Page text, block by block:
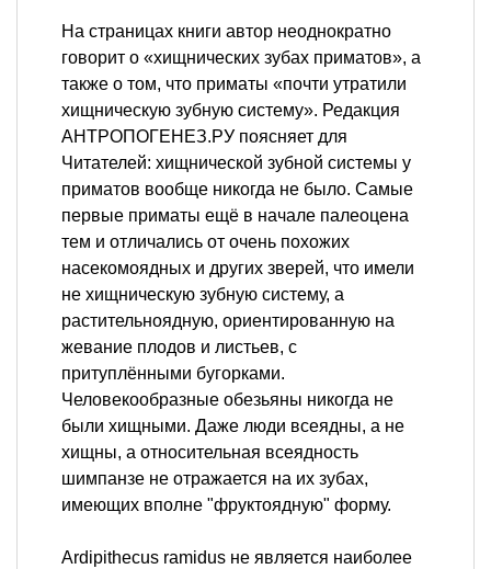
На страницах книги автор неоднократно
говорит о «хищнических зубах приматов», а
также о том, что приматы «почти утратили
хищническую зубную систему». Редакция
АНТРОПОГЕНЕЗ.РУ поясняет для
Читателей: хищнической зубной системы у
приматов вообще никогда не было. Самые
первые приматы ещё в начале палеоцена
тем и отличались от очень похожих
насекомоядных и других зверей, что имели
не хищническую зубную систему, а
растительноядную, ориентированную на
жевание плодов и листьев, с
притуплёнными бугорками.
Человекообразные обезьяны никогда не
были хищными. Даже люди всеядны, а не
хищны, а относительная всеядность
шимпанзе не отражается на их зубах,
имеющих вполне "фруктоядную" форму.
Ardipithecus ramidus не является наиболее